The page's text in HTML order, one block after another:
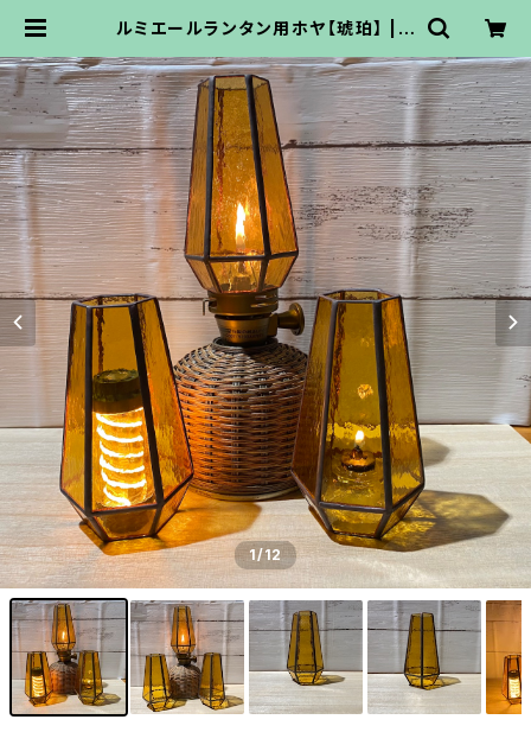
ルミエールランタン用ホヤ【琥珀】 | o
1/12